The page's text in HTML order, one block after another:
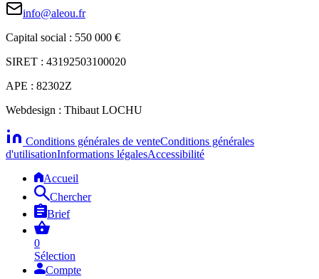
info@aleou.fr
Capital social : 550 000 €
SIRET : 43192503100020
APE : 82302Z
Webdesign : Thibaut LOCHU
Conditions générales de venteConditions générales
d'utilisationInformations légalesAccessibilité
Accueil
Chercher
Brief
0
Sélection
Compte